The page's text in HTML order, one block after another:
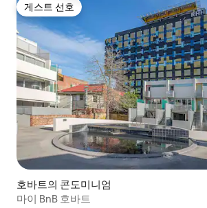
게스트 선호
게스트 선호
호바트의 콘도미니엄
마이 BnB 호바트